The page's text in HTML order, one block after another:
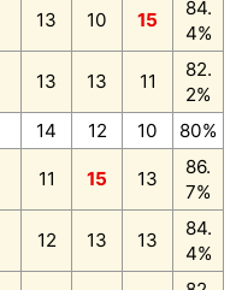
13 10 15
84.
4%
13 13 11
82.
2%
14 12 10 80%
11 15 13
86.
7%
12 13 13
84.
4%